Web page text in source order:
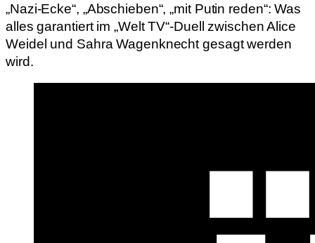
„Nazi-Ecke“, „Abschieben“, „mit Putin reden“: Was
alles garantiert im „Welt TV“-Duell zwischen Alice
Weidel und Sahra Wagenknecht gesagt werden
wird.